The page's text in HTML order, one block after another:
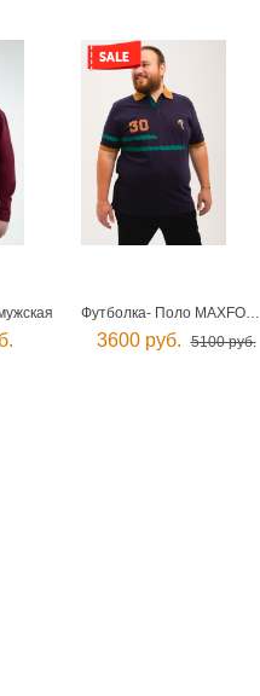
Футболка- Поло MAXFORT мужская
3600 руб. 5100 руб.